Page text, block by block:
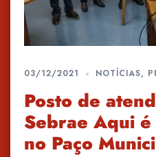
03/12/2021 NOTÍCIAS,
Posto de
Sebrae Aqui
no Paço